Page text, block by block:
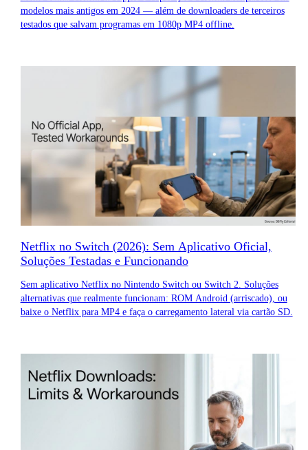
modelos mais antigos em 2024 — além de downloaders de terceiros
testados que salvam programas em 1080p MP4 offline.
Netflix no Switch (2026): Sem Aplicativo Oficial,
Soluções Testadas e Funcionando
Sem aplicativo Netflix no Nintendo Switch ou Switch 2. Soluções
alternativas que realmente funcionam: ROM Android (arriscado), ou
baixe o Netflix para MP4 e faça o carregamento lateral via cartão SD.